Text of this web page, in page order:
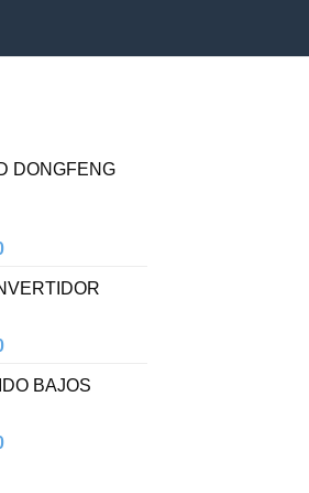
DONGFENG
Current
is:
Current
is:
BAJOS
Current